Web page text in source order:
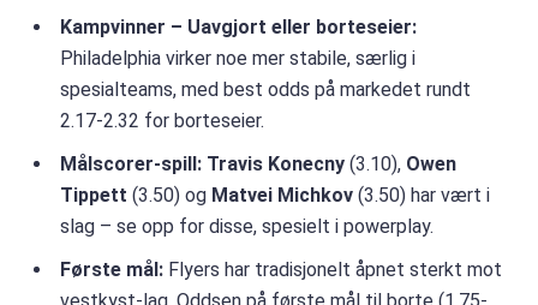
Kampvinner – Uavgjort eller borteseier:
Philadelphia virker noe mer stabile, særlig i
spesialteams, med best odds på markedet rundt
2.17-2.32 for borteseier.
Målscorer-spill: Travis Konecny (3.10), Owen
Tippett (3.50) og Matvei Michkov (3.50) har vært i
slag – se opp for disse, spesielt i powerplay.
Første mål: Flyers har tradisjonelt åpnet sterkt mot